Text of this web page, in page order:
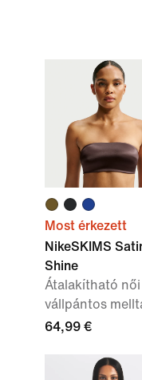
Most érkezett
NikeSKIMS
Shine
Átalakítható női
vállpántos
64,99 €